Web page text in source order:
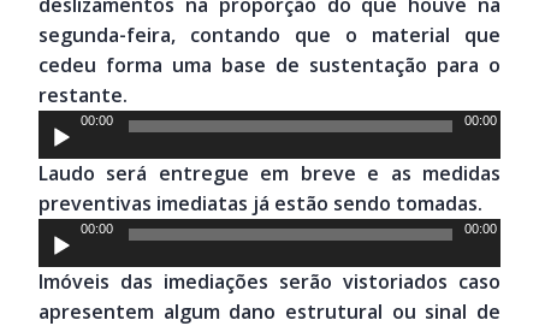
segunda-feira, contando que o material que
cedeu forma uma base de sustentação para o
restante.
Tocador
de
áudio
00:00 00:00
Laudo será entregue em breve e as medidas
preventivas imediatas já estão sendo tomadas.
Tocador
de
áudio
00:00 00:00
Imóveis das imediações serão vistoriados caso
apresentem algum dano estrutural ou sinal de